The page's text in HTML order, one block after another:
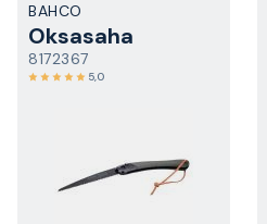
BAHCO
Oksasaha
8172367
5,0